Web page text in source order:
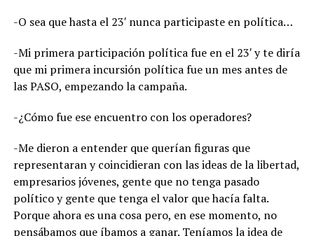
-O sea que hasta el 23′ nunca participaste en política…
-Mi primera participación política fue en el 23′ y te diría
que mi primera incursión política fue un mes antes de
las PASO, empezando la campaña.
-¿Cómo fue ese encuentro con los operadores?
-Me dieron a entender que querían figuras que
representaran y coincidieran con las ideas de la libertad,
empresarios jóvenes, gente que no tenga pasado
político y gente que tenga el valor que hacía falta.
Porque ahora es una cosa pero, en ese momento, no
pensábamos que íbamos a ganar. Teníamos la idea de